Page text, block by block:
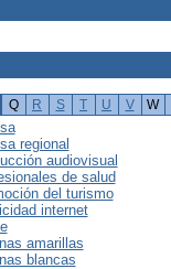
Q R S T U V W
regional
audiovisual
de salud
del turismo
internet
amarillas
blancas